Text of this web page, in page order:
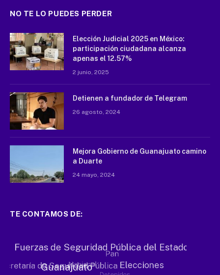
NO TE LO PUEDES PERDER
Elección Judicial 2025 en México:
participación ciudadana alcanza
apenas el 12.57%
2 junio, 2025
Detienen a fundador de Telegram
26 agosto, 2024
Mejora Gobierno de Guanajuato camino
a Duarte
24 mayo, 2024
TE CONTAMOS DE: